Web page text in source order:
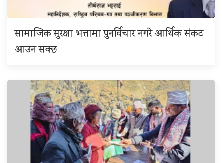
सामाजिक सुरक्षा भत्तामा पुनर्विचार नगरे आर्थिक संकट
आउन सक्छ